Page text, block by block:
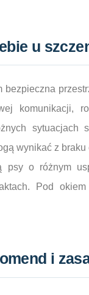
u
bezpieczna
komunikacji,
sytuacjach
wynikać z
psy o różnym
Pod
i